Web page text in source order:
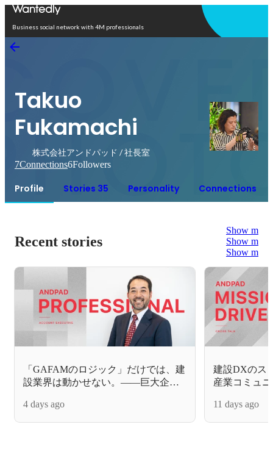
Business social network with 4M professionals
Takuo
Fukamachi
株式会社アンドパッド / 社長室
7Connections6Followers
Profile Stories 35 Personality Connections
Recent stories
Show more
Show more
Show more
「GAFAMのロジック」だけでは、建
設業界は動かせない。――巨大企業
ショナルが選んだ「真のDX」へのベ
ット
4 days ago
建設DXのス
産業コミュ
イザーが実
11 days ago